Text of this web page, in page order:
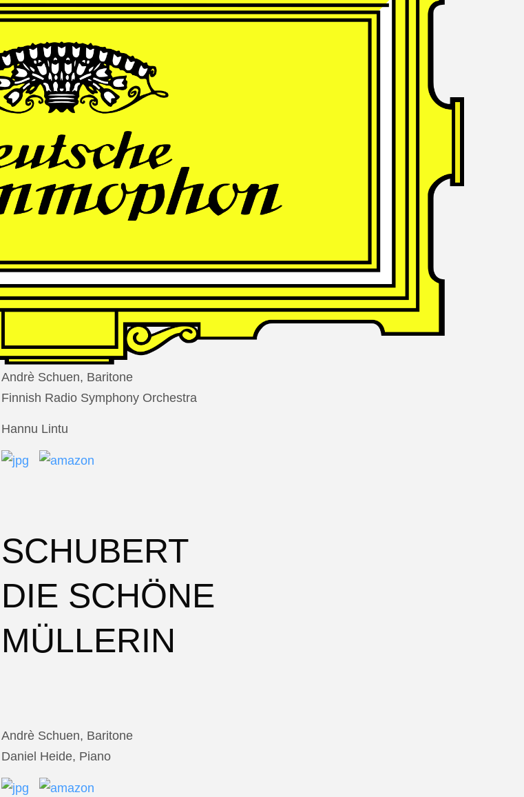
Andrè Schuen, Baritone
Daniel Heide, Piano
THOMAS
LARCHER
Die Nacht der Verlorenen
Andrè Schuen, Baritone
Finnish Radio Symphony Orchestra
Hannu Lintu
SCHUBERT
DIE SCHÖNE
MÜLLERIN
Andrè Schuen, Baritone
Daniel Heide, Piano